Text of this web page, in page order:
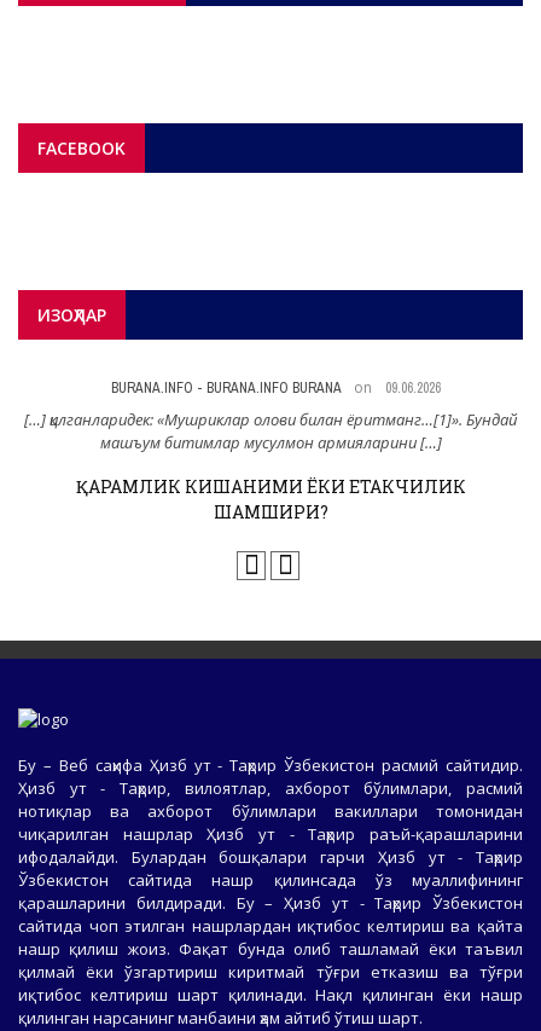
FACEBOOK
ИЗОҲЛАР
BURANA.INFO - BURANA.INFO BURANA on 09.06.2026
[…] қилганларидек: «Мушриклар олови билан ёритманг…[1]». Бундай
машъум битимлар мусулмон армияларини […]
ҚАРАМЛИК КИШАНИМИ ЁКИ ЕТАКЧИЛИК
ШАМШИРИ?
Бу – Веб саҳифа Ҳизб ут - Таҳрир Ўзбекистон расмий сайтидир.
Ҳизб ут - Таҳрир, вилоятлар, ахборот бўлимлари, расмий
нотиқлар ва ахборот бўлимлари вакиллари томонидан
чиқарилган нашрлар Ҳизб ут - Таҳрир раъй-қарашларини
ифодалайди. Булардан бошқалари гарчи Ҳизб ут - Таҳрир
Ўзбекистон сайтида нашр қилинсада ўз муаллифининг
қарашларини билдиради. Бу – Ҳизб ут - Таҳрир Ўзбекистон
сайтида чоп этилган нашрлардан иқтибос келтириш ва қайта
нашр қилиш жоиз. Фақат бунда олиб ташламай ёки таъвил
қилмай ёки ўзгартириш киритмай тўғри етказиш ва тўғри
иқтибос келтириш шарт қилинади. Нақл қилинган ёки нашр
қилинган нарсанинг манбаини ҳам айтиб ўтиш шарт.